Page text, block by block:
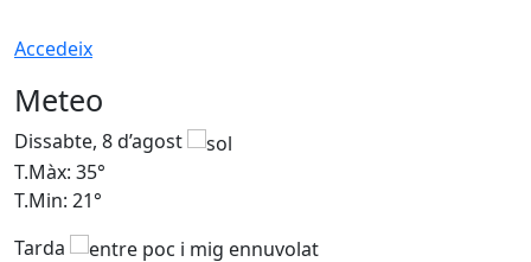
Accedeix
Meteo
Dissabte, 8 d’agost
T.Màx: 35°
T.Min: 21°
Tarda